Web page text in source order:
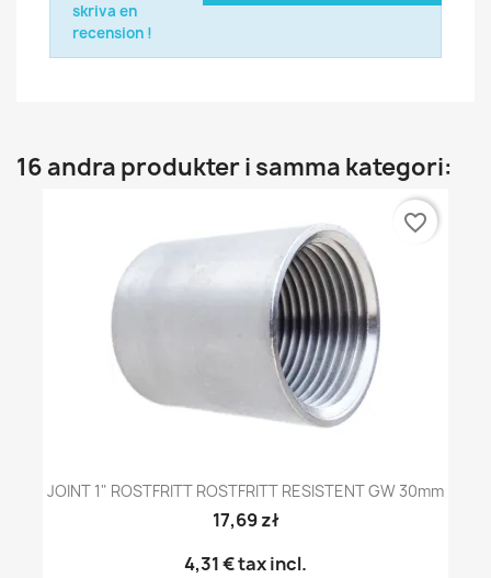
skriva en
recension !
16 andra produkter i samma kategori:
JOINT 1" ROSTFRITT ROSTFRITT RESISTENT GW 30mm
17,69 zł
4,31 €tax incl.
favorite_border